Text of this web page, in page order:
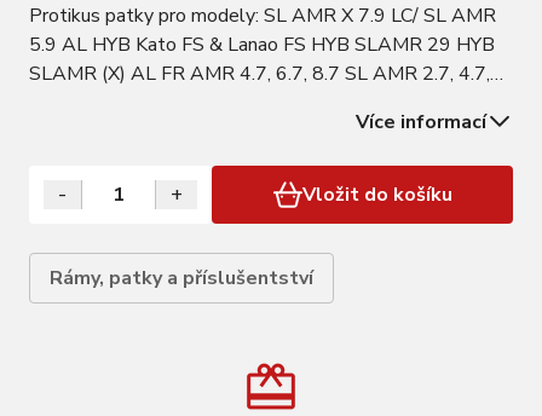
Protikus patky pro modely: SL AMR X 7.9 LC/ SL AMR
5.9 AL HYB Kato FS & Lanao FS HYB SLAMR 29 HYB
SLAMR (X) AL FR AMR 4.7, 6.7, 8.7 SL AMR 2.7, 4.7,
ULC 10 Di2 Lector ULC WC, X8 Lector LC 5, 8 Lector
2.9, 3.9, 4.9, 5.9, 6.9, 8.9, WCR.9 HYB…
Více informací
- + Vložit do košíku
Rámy, patky a příslušentství